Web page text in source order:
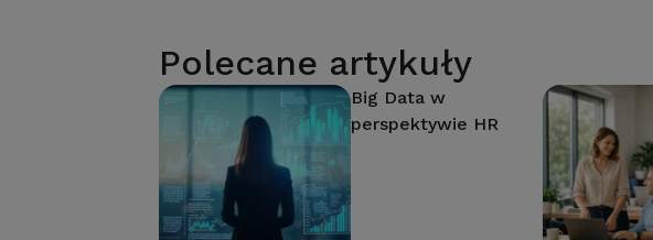
Polecane artykuły
Big Data w
perspektywie HR